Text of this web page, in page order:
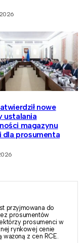
nowe
ustalania
magazynu
dla prosumenta
przyjmowana do
prosumentów
prosumenci w
rynkowej cenie
z cen RCE.